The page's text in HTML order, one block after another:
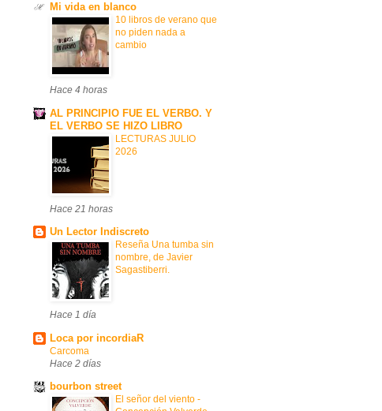
Mi vida en blanco
10 libros de verano que
no piden nada a
cambio
Hace 4 horas
AL PRINCIPIO FUE EL VERBO. Y
EL VERBO SE HIZO LIBRO
LECTURAS JULIO
2026
Hace 21 horas
Un Lector Indiscreto
Reseña Una tumba sin
nombre, de Javier
Sagastiberri.
Hace 1 día
Loca por incordiaR
Carcoma
Hace 2 días
bourbon street
El señor del viento -